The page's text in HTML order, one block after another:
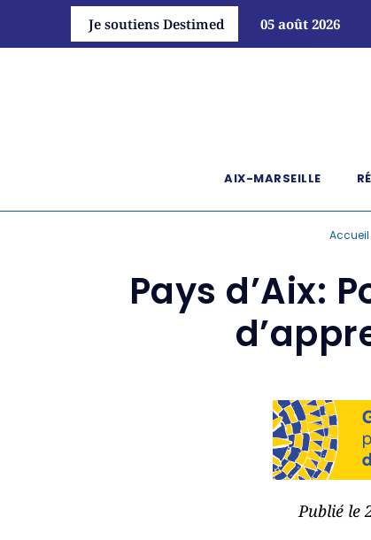
Je soutiens Destimed 05 août 2026
AIX-MARSEILLE
Accueil
Pays d’Aix:
Publié le